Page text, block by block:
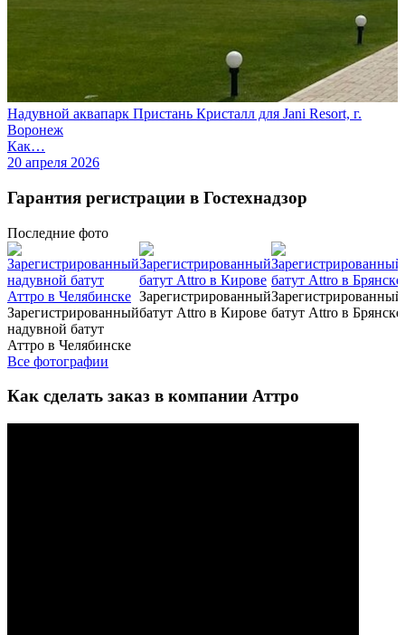
Надувной аквапарк Пристань Кристалл для Jani Resort, г.
Воронеж
Как…
20 апреля 2026
Гарантия регистрации в Гостехнадзор
Последние фото
Зарегистрированный
надувной батут
Аттро в Челябинске
Зарегистрированный
батут Attro в Кирове
Зарегистрированный
батут Attro в Брянске
Все фотографии
Как сделать заказ в компании Аттро